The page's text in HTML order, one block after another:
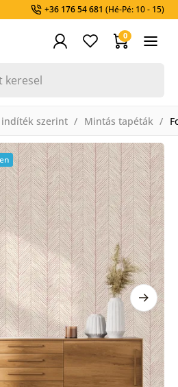
+36 176 54 681 (Hé-Pé: 10 - 15)
0
indíték szerint Mintás tapéták